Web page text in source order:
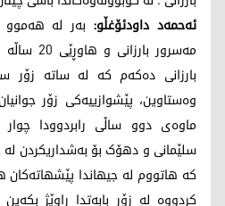
ئەحمەد داودئۆغڵو: بەر لە
مەسرور
بارزانی دەکەم کە لە ساتە زۆر
وەستاوین، پێشوازییەکی زۆر
ماوەی دوو ساڵی رابردوودا
سلێمانی و دهۆک بۆ بەشداریکردن
کە هاتووم لە جیهاندا پێشهاتەکان
کردووە لە زۆر بابەتدا ڕاوێژ